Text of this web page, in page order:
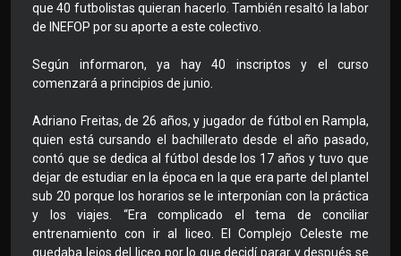
que 40 futbolistas quieran hacerlo. También resaltó la labor
de INEFOP por su aporte a este colectivo.
Según informaron, ya hay 40 inscriptos y el curso
comenzará a principios de junio.
Adriano Freitas, de 26 años, y jugador de fútbol en Rampla,
quien está cursando el bachillerato desde el año pasado,
contó que se dedica al fútbol desde los 17 años y tuvo que
dejar de estudiar en la época en la que era parte del plantel
sub 20 porque los horarios se le interponían con la práctica
y los viajes. “Era complicado el tema de conciliar
entrenamiento con ir al liceo. El Complejo Celeste me
quedaba lejos del liceo por lo que decidí parar y después se